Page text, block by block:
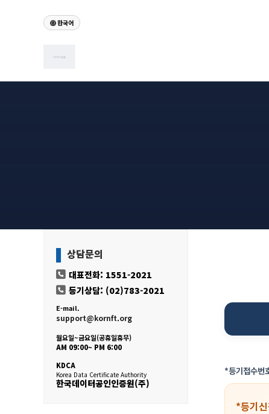
한국어
*등기접수번
*등기
상담문의
대표전화: 1551-2021
등기상담: (02)783-2021
E-mail.
support@kornft.org
월요일~금요일(공휴일휴무)
AM 09:00~ PM 6:00
KDCA
Korea Data Certificate Authority
한국데이터공인인증원(주)